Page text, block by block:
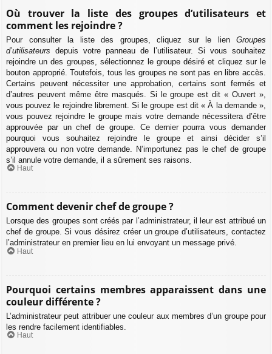
Où trouver la liste des groupes d’utilisateurs et
comment les rejoindre ?
Pour consulter la liste des groupes, cliquez sur le lien Groupes
d’utilisateurs depuis votre panneau de l’utilisateur. Si vous souhaitez
rejoindre un des groupes, sélectionnez le groupe désiré et cliquez sur le
bouton approprié. Toutefois, tous les groupes ne sont pas en libre accès.
Certains peuvent nécessiter une approbation, certains sont fermés et
d’autres peuvent même être masqués. Si le groupe est dit « Ouvert »,
vous pouvez le rejoindre librement. Si le groupe est dit « À la demande »,
vous pouvez rejoindre le groupe mais votre demande nécessitera d’être
approuvée par un chef de groupe. Ce dernier pourra vous demander
pourquoi vous souhaitez rejoindre le groupe et ainsi décider s’il
approuvera ou non votre demande. N’importunez pas le chef de groupe
s’il annule votre demande, il a sûrement ses raisons.
Haut
Comment devenir chef de groupe ?
Lorsque des groupes sont créés par l’administrateur, il leur est attribué un
chef de groupe. Si vous désirez créer un groupe d’utilisateurs, contactez
l’administrateur en premier lieu en lui envoyant un message privé.
Haut
Pourquoi certains membres apparaissent dans une
couleur différente ?
L’administrateur peut attribuer une couleur aux membres d’un groupe pour
les rendre facilement identifiables.
Haut